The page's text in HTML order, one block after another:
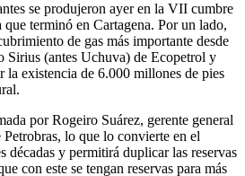
se produjeron ayer en la VII cumbre
terminó en Cartagena. Por un lado,
de gas más importante desde
Sirius (antes Uchuva) de Ecopetrol y
la existencia de 6.000 millones de pies
por Rogeiro Suárez, gerente general
lo que lo convierte en el
décadas y permitirá duplicar las reservas
con este se tengan reservas para más